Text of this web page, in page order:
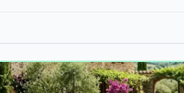
DPool-1799RSD
PH vrednosti vode u